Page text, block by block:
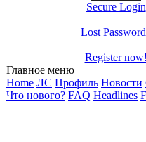
Secure Login
Lost
Register now!
Главное меню
Home ЛС Профиль Новости
Что нового? FAQ Headlines